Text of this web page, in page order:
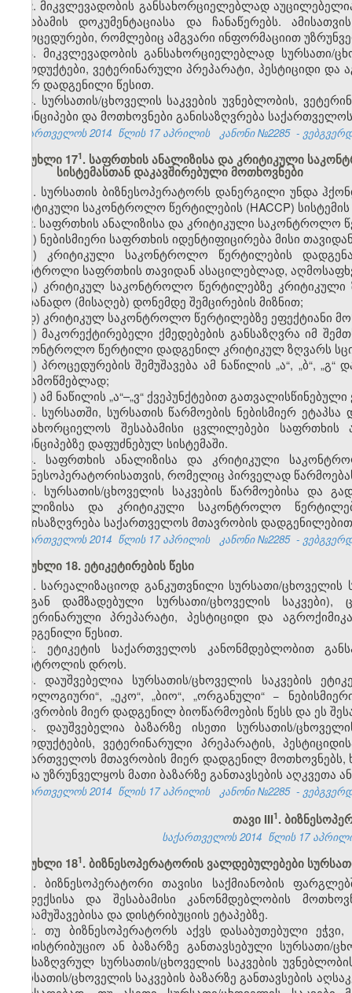
2. მიკვლევადობის განსახორციელებლად
შესაბამის დოკუმენტაციასა და ჩანაწერებს.
პროცედურები, რომლებიც ამგვარი ინფორმაციით
3. მიკვლევადობის განსახორციელებლად სურსათი/
პროდუქტები, ვეტერინარული პრეპარატი, პესტიციდი
მიერ დადგენილი წესით.
4. სურსათის/ცხოველის საკვების უვნებლობის,
პრინციპები და მოთხოვნები განისაზღვრება
საქართველოს 2014 წლის 17 აპრილის კანონი №2285 -
მუხლი 17​1. საფრთხის ანალიზისა და კრიტიკული
სისტემასთან დაკავშირებული მოთხოვნები
1. სურსათის ბიზნესოპერატორს დანერგილი უნდა
კრიტიკული საკონტროლო წერტილების (HACCP) სისტემის
2. საფრთხის ანალიზისა და კრიტიკული საკონტროლო
ა) ნებისმიერი საფრთხის იდენტიფიცირება მისი
ბ) კრიტიკული საკონტროლო წერტილების
კონტროლი საფრთხის თავიდან ასაცილებლად,
გ) კრიტიკულ საკონტროლო წერტილებზე კრიტიკული
სათანადო (მისაღებ) დონემდე შემცირების მიზნით;
დ) კრიტიკულ საკონტროლო წერტილებზე ეფექტიანი
ე) მაკორექტირებელი ქმედებების განსაზღვრა იმ
საკონტროლო წერტილი დადგენილ კრიტიკულ ზღვარს
ვ) პროცედურების შემუშავება ამ ნაწილის „ა“, „ბ“,
შესამოწმებლად;
ზ) ამ ნაწილის „ა“–„ვ“ ქვეპუნქტებით
3. სურსათში, სურსათის წარმოების ნებისმიერ
განახორციელოს შესაბამისი ცვლილებები
პრინციპებზე დაფუძნებულ სისტემაში.
4. საფრთხის ანალიზისა და კრიტიკული
ბიზნესოპერატორისათვის, რომელიც პირველად
5. სურსათის/ცხოველის საკვების წარმოებისა და
ანალიზისა და კრიტიკული საკონტროლო
განისაზღვრება საქართველოს მთავრობის
საქართველოს 2014 წლის 17 აპრილის კანონი №2285 -
მუხლი 18. ეტიკეტირების წესი
1. სარეალიზაციოდ განკუთვნილი სურსათი/
მისგან დამზადებული სურსათი/ცხოველის
ვეტერინარული პრეპარატი, პესტიციდი და
დადგენილი წესით.
2. ეტიკეტის საქართველოს კანონმდებლობით
კონტროლის დროს.
3. დაუშვებელია სურსათის/ცხოველის საკვების
„ეკოლოგიური“, „ეკო“, „ბიო“, „ორგანული“ −
მთავრობის მიერ დადგენილ ბიოწარმოების წესს და ეს
4. დაუშვებელია ბაზარზე ისეთი სურსათის/
პროდუქტების, ვეტერინარული პრეპარატის,
საქართველოს მთავრობის მიერ დადგენილ
უნდა უზრუნველყოს მათი ბაზარზე განთავსების აღკვეთა
საქართველოს 2014 წლის 17 აპრილის კანონი №2285 -
თავი III​1.
საქართველოს 2014 წლის 17
მუხლი 18​1. ბიზნესოპერატორის ვალდებულებები
1. ბიზნესოპერატორი თავისი საქმიანობის
კოდექსისა და შესაბამისი კანონმდებლობის
გადამუშავებისა და დისტრიბუციის ეტაპებზე.
2. თუ ბიზნესოპერატორს აქვს დასაბუთებული
სადისტრიბუციო ან ბაზარზე განთავსებული სურსათი/
განსაზღვრულ სურსათის/ცხოველის საკვების
სურსათის/ცხოველის საკვების ბაზარზე განთავსების